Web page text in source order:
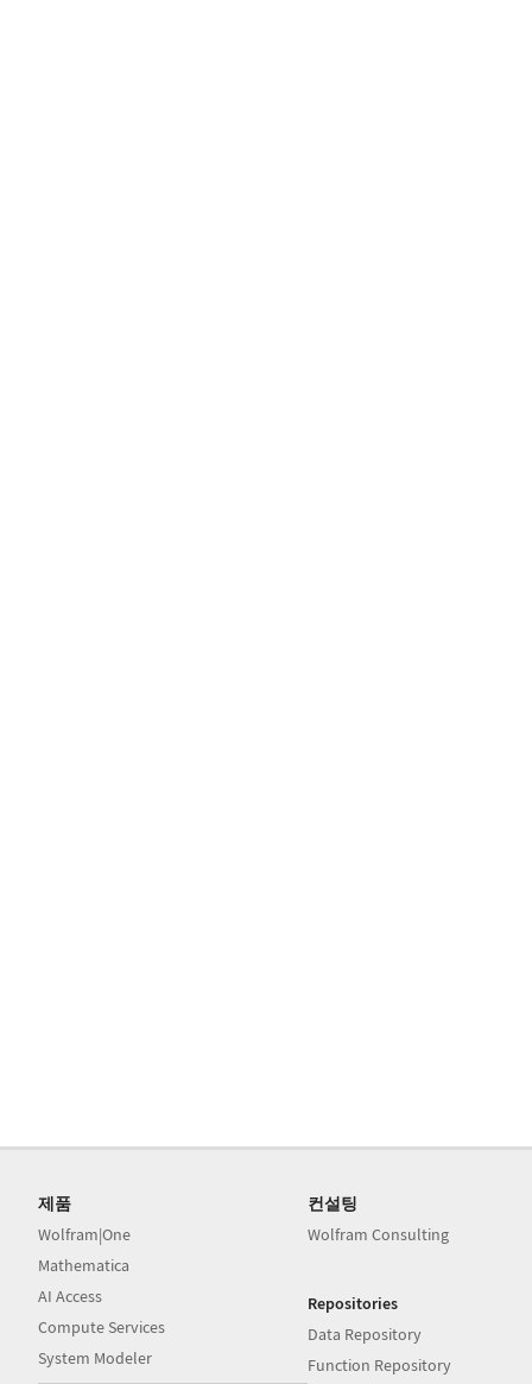
제품
Wolfram|One
Mathematica
AI Access
Compute Services
System Modeler
컨설팅
Wolfram Consulting
Repositories
Data Repository
Function Repository